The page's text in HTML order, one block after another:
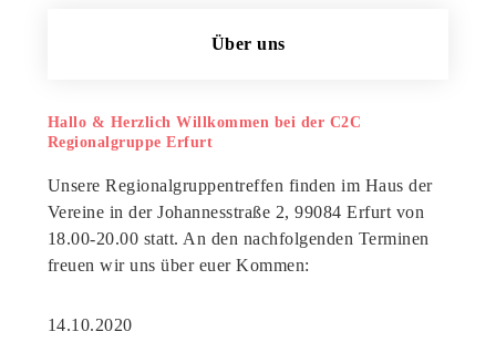
Über uns
Hallo & Herzlich Willkommen bei der C2C
Regionalgruppe Erfurt
Unsere Regionalgruppentreffen finden im Haus der
Vereine in der Johannesstraße 2, 99084 Erfurt von
18.00-20.00 statt. An den nachfolgenden Terminen
freuen wir uns über euer Kommen:
14.10.2020